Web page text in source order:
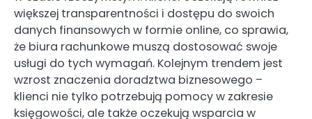
większej transparentności i dostępu do swoich
danych finansowych w formie online, co sprawia,
że biura rachunkowe muszą dostosować swoje
usługi do tych wymagań. Kolejnym trendem jest
wzrost znaczenia doradztwa biznesowego –
klienci nie tylko potrzebują pomocy w zakresie
księgowości, ale także oczekują wsparcia w